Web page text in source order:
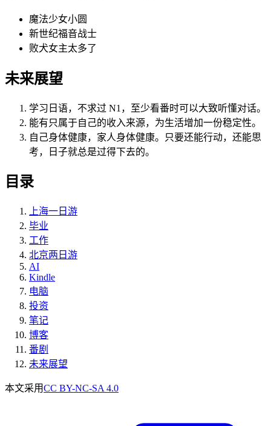
魔法少女小圆
新世纪福音战士
败犬女主太多了
未来展望
学习日语，不求过 N1，至少看番时可以大致听懂对话。
能有只属于自己的收入来源，为生活增加一份稳定性。
自己身体健康，家人身体健康。只要还能行动，还能思
考，日子就总是过得下去的。
目录
上海一日游
毕业
工作
北京两日游
AI
Kindle
电脑
投资
笔记
博客
番剧
未来展望
本文采用CC BY-NC-SA 4.0